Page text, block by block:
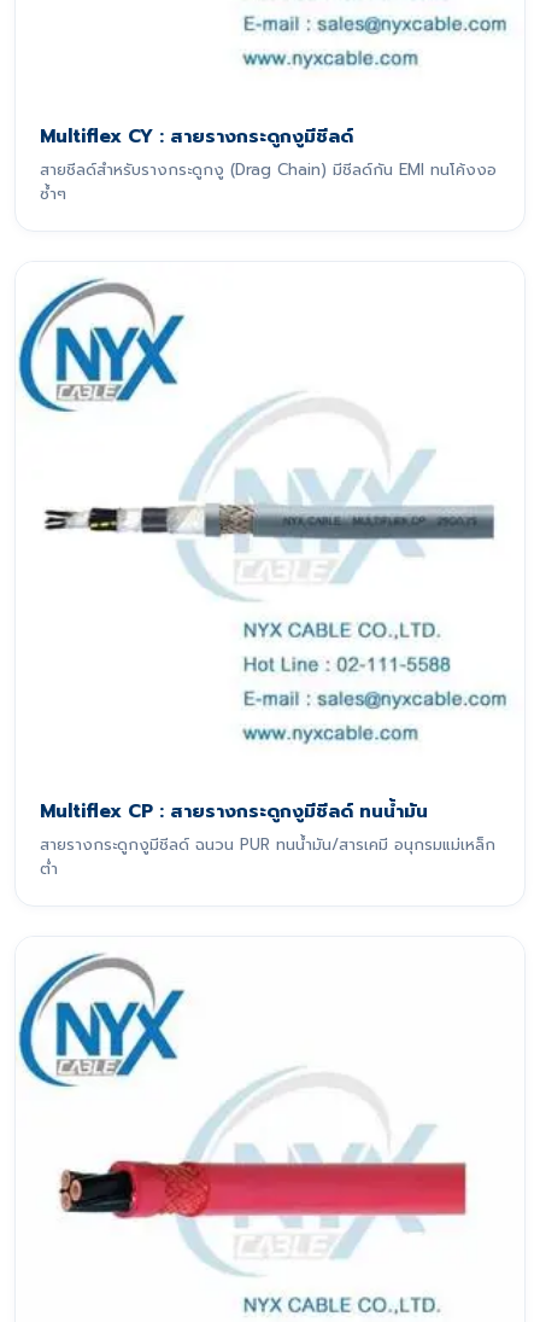
Multiflex CY : สายรางกระดูกงูมีชีลด์
สายชีลด์สำหรับรางกระดูกงู (Drag Chain) มีชีลด์กัน EMI ทนโค้งงอ
ซ้ำๆ
Multiflex CP : สายรางกระดูกงูมีชีลด์ ทนน้ำมัน
สายรางกระดูกงูมีชีลด์ ฉนวน PUR ทนน้ำมัน/สารเคมี อนุกรมแม่เหล็ก
ต่ำ